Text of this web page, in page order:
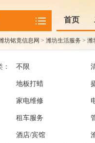
首页
坊铭竟信息网 > 潍坊生活服务 > 潍
不限
地板打蜡
家电维修
租车服务
酒店/宾馆